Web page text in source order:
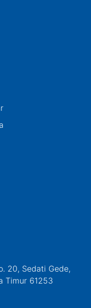
20, Sedati Gede,
Timur 61253